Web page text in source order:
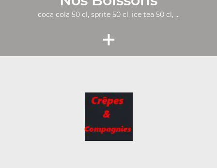
coca cola 50 cl, sprite 50 cl, ice tea 50 cl, ...
+